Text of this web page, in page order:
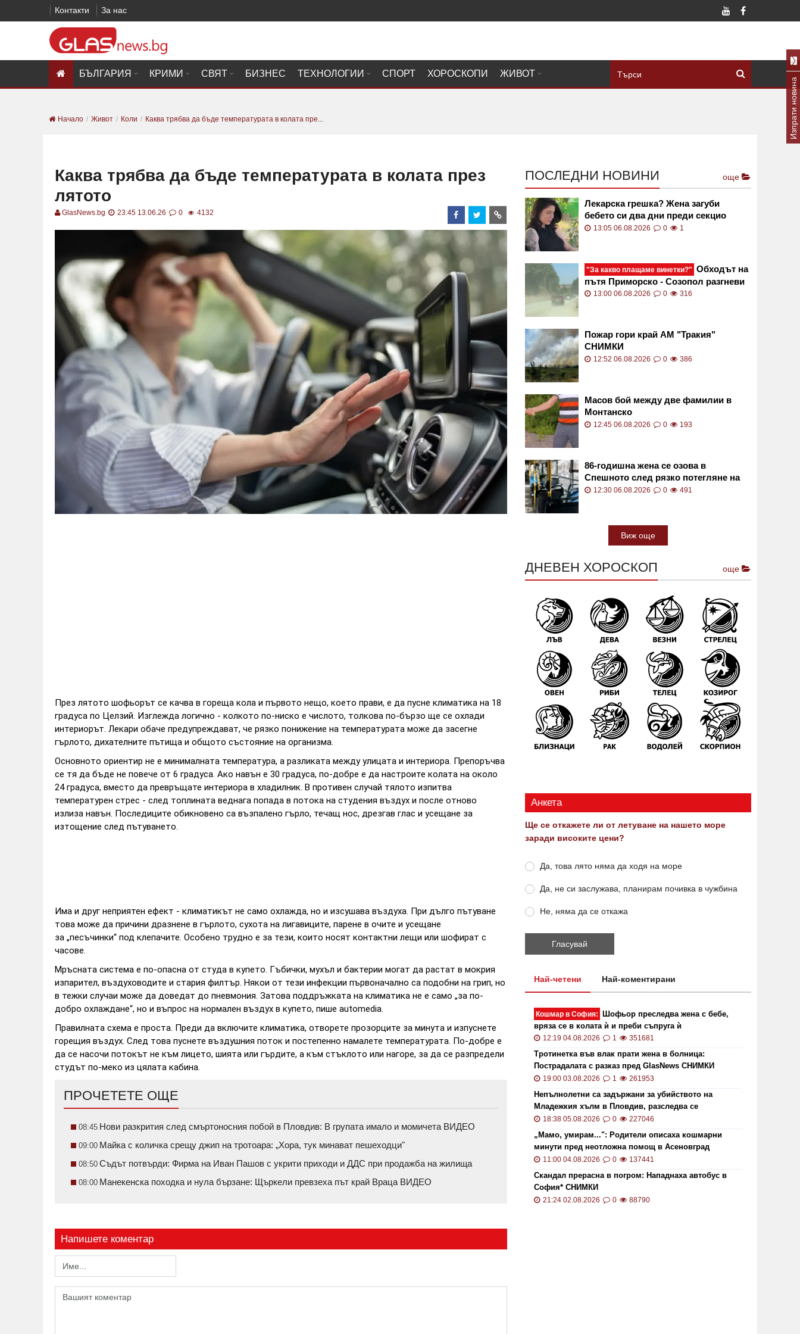
Контакти За нас
БЪЛГАРИЯ КРИМИ СВЯТ БИЗНЕС ТЕХНОЛОГИИ СПОРТ ХОРОСКОПИ ЖИВОТ
Начало Живот Коли Каква трябва да бъде температурата в колата пре...
Каква трябва да бъде температурата в колата през
лятото
GlasNews.bg 23:45 13.06.26 0 4132
През лятото шофьорът се качва в гореща кола и първото нещо, което прави, е да пусне климатика на 18
градуса по Целзий. Изглежда логично - колкото по-ниско е числото, толкова по-бързо ще се охлади
интериорът. Лекари обаче предупреждават, че рязко понижение на температурата може да засегне
гърлото, дихателните пътища и общото състояние на организма.
Основното ориентир не е минималната температура, а разликата между улицата и интериора. Препоръчва
се тя да бъде не повече от 6 градуса. Ако навън е 30 градуса, по-добре е да настроите колата на около
24 градуса, вместо да превръщате интериора в хладилник. В противен случай тялото изпитва
температурен стрес - след топлината веднага попада в потока на студения въздух и после отново
излиза навън. Последиците обикновено са възпалено гърло, течащ нос, дрезгав глас и усещане за
изтощение след пътуването.
Има и друг неприятен ефект - климатикът не само охлажда, но и изсушава въздуха. При дълго пътуване
това може да причини дразнене в гърлото, сухота на лигавиците, парене в очите и усещане
за „песъчинки“ под клепачите. Особено трудно е за тези, които носят контактни лещи или шофират с
часове.
Мръсната система е по-опасна от студа в купето. Гъбички, мухъл и бактерии могат да растат в мокрия
изпарител, въздуховодите и стария филтър. Някои от тези инфекции първоначално са подобни на грип, но
в тежки случаи може да доведат до пневмония. Затова поддръжката на климатика не е само „за по-
добро охлаждане“, но и въпрос на нормален въздух в купето, пише automedia.
Правилната схема е проста. Преди да включите климатика, отворете прозорците за минута и изпуснете
горещия въздух. След това пуснете въздушния поток и постепенно намалете температурата. По-добре е
да се насочи потокът не към лицето, шията или гърдите, а към стъклото или нагоре, за да се разпредели
студът по-меко из цялата кабина.
ПРОЧЕТЕТЕ ОЩЕ
08:45 Нови разкрития след смъртоносния побой в Пловдив: В групата имало и момичета ВИДЕО
09:00 Майка с количка срещу джип на тротоара: „Хора, тук минават пешеходци"
08:50 Съдът потвърди: Фирма на Иван Пашов с укрити приходи и ДДС при продажба на жилища
08:00 Манекенска походка и нула бързане: Щъркели превзеха път край Враца ВИДЕО
Напишете коментар
ПОСЛЕДНИ НОВИНИ още
Лекарска грешка? Жена загуби
бебето си два дни преди секцио
13:05 06.08.2026 0 1
"За какво плащаме винетки?" Обходът на
пътя Приморско - Созопол разгневи
майка, оказа се в ремонт СНИМКИ
13:00 06.08.2026 0 316
Пожар гори край АМ "Тракия"
СНИМКИ
12:52 06.08.2026 0 386
Масов бой между две фамилии в
Монтанско
12:45 06.08.2026 0 193
86-годишна жена се озова в
Спешното след рязко потегляне на
автобус в Пловдив
12:30 06.08.2026 0 491
Виж още
ДНЕВЕН ХОРОСКОП още
Анкета
Ще се откажете ли от летуване на нашето море
заради високите цени?
Да, това лято няма да ходя на море
Да, не си заслужава, планирам почивка в чужбина
Не, няма да се откажа
Най-четени Най-коментирани
Кошмар в София:
Шофьор преследва жена с бебе,
вряза се в колата ѝ и преби съпруга ѝ
12:19 04.08.2026 1 351681
Тротинетка във влак прати жена в болница:
Пострадалата с разказ пред GlasNews СНИМКИ
19:00 03.08.2026 1 261953
Непълнолетни са задържани за убийството на
Младежкия хълм в Пловдив, разследва се
хомофобски мотив
18:38 05.08.2026 0 227046
„Мамо, умирам...": Родители описаха кошмарни
минути пред неотложна помощ в Асеновград
11:00 04.08.2026 0 137441
Скандал прерасна в погром: Нападнаха автобус в
София* СНИМКИ
21:24 02.08.2026 0 88790
Изпрати новина